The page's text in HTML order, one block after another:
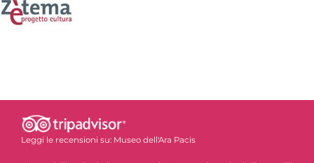
Leggi le recensioni su: Museo dell'Ara Pacis